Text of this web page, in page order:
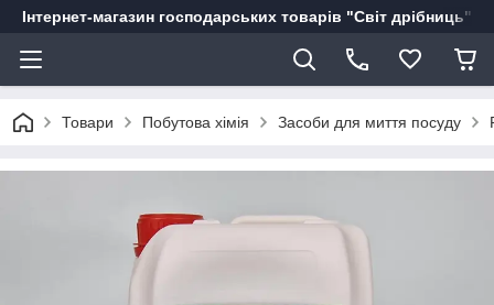
Інтернет-магазин господарських товарів "Світ дрібниць"
Товари Побутова хімія Засоби для миття посуду